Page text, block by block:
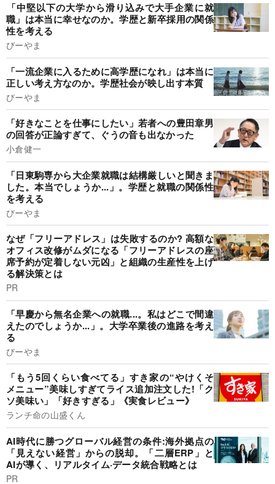
​「中堅以下の大学から滑り込みで大手企業に就
職」は本当に幸せなのか。学歴と新卒採用の関係
性を考える
びーやま
「一流企業に入るために高学歴になれ」は本当に
正しい考え方なのか。学歴社会が映し出す本質
びーやま
「好きなことを仕事にしたい」若者への豊田章男
の回答が正論すぎて、ぐうの音も出なかった
小倉健一
「日東駒専から大企業就職は結構厳しいと聞きま
した。本当でしょうか...」。学歴と就職の関係性
を考える
びーやま
なぜ「フリーアドレス」は失敗するのか? 高額な
オフィス改修がムダになる「フリーアドレスの座
席予約が定着しない元凶」と組織の生産性を上げ
る解決策とは
PR
「早慶から無名企業への就職...。私はどこで間違
えたのでしょうか...」。大学卒業後の進路を考え
る
びーやま
「もう5回くらい食べてる」すき家の“やけくそ
メニュー”美味しすぎてライス追加注文した!「ク
ソ美味い」「好きすぎる」《実食レビュー》
ランチ命の山盛くん
AI時代に勝つグローバル経営の条件:海外拠点の
「見えない経営」からの脱却。「二層ERP」と
AIが導く、リアルタイム·データ統合戦略とは
PR